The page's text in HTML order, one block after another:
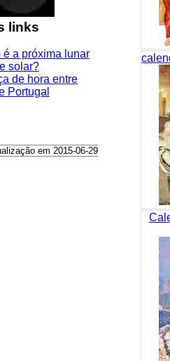
links
é a próxima lunar
solar?
de hora entre
Portugal
em 2015-06-29